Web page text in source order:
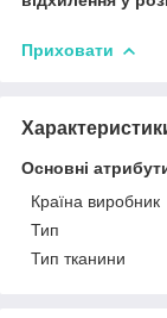
Приховати
Основні
Країна виробник
Тип
Тип тканини